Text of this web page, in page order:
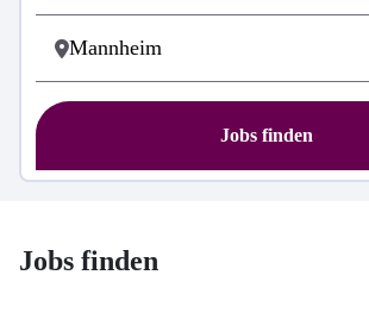
Jobs finden
Jobs finden